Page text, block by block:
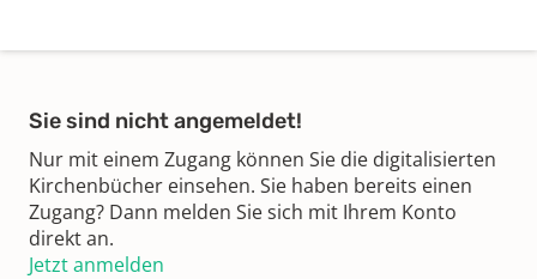
Sie sind nicht angemeldet!
Nur mit einem Zugang können Sie die digitalisierten
Kirchenbücher einsehen. Sie haben bereits einen
Zugang? Dann melden Sie sich mit Ihrem Konto
direkt an.
Jetzt anmelden